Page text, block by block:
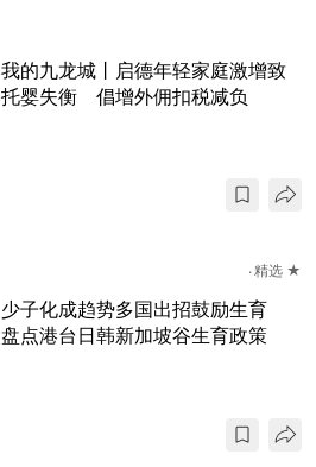
我的九龙城丨启德年轻家庭激增致
托婴失衡 倡增外佣扣税减负
精选 ★
少子化成趋势多国出招鼓励生育
盘点港台日韩新加坡谷生育政策